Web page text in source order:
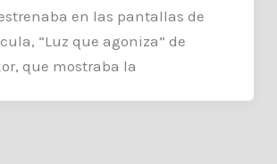
estrenaba en las pantallas de
“Luz que agoniza” de
que mostraba la